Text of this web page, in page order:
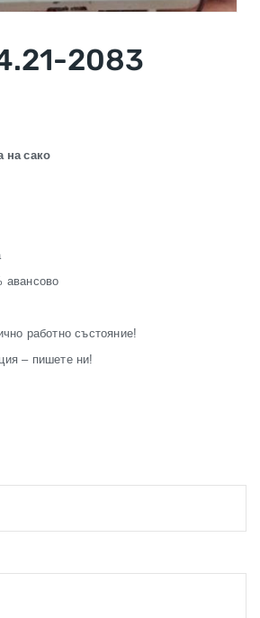
2083
на сако
авансово
работно състояние!
– пишете ни!